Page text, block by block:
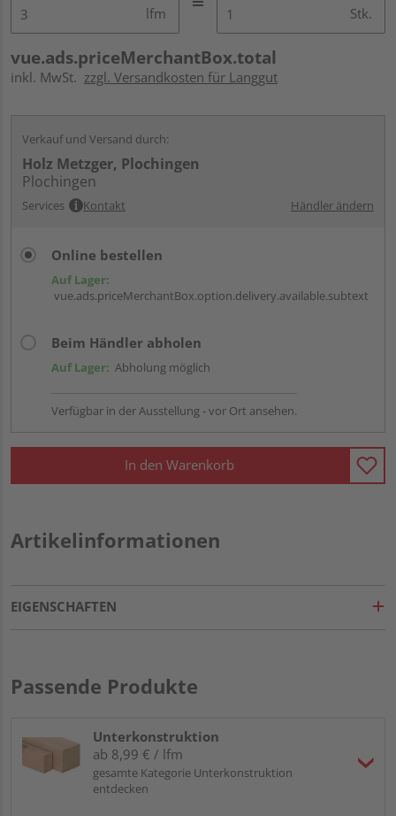
lfm Stk.
vue.ads.priceMerchantBox.total
inkl. MwSt. zzgl. Versandkosten für Langgut
Verkauf und Versand durch:
Holz Metzger, Plochingen
Plochingen
Services Kontakt Händler ändern
Online bestellen
Auf Lager:
vue.ads.priceMerchantBox.option.delivery.available.subtext
Beim Händler abholen
Auf Lager: Abholung möglich
Verfügbar in der Ausstellung - vor Ort ansehen.
In den Warenkorb
Artikelinformationen
EIGENSCHAFTEN
Passende Produkte
Unterkonstruktion
ab 8,99 € / lfm
gesamte Kategorie Unterkonstruktion
entdecken